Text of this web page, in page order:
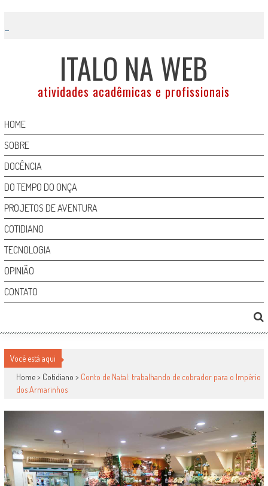
content
ITALO NA WEB
atividades acadêmicas e profissionais
HOME
SOBRE
DOCÊNCIA
DO TEMPO DO ONÇA
PROJETOS DE AVENTURA
COTIDIANO
TECNOLOGIA
OPINIÃO
CONTATO
Você está aqui
Home > Cotidiano > Conto de Natal: trabalhando de cobrador para o Império
dos Armarinhos